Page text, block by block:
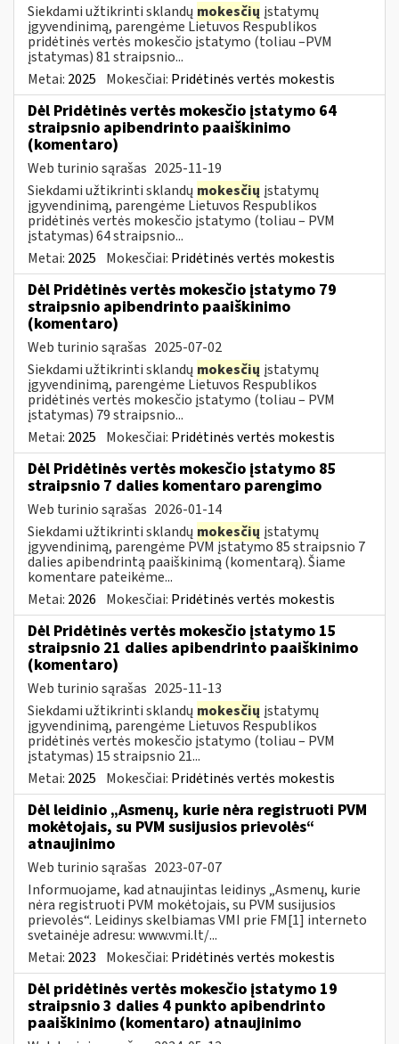
Siekdami užtikrinti sklandų mokesčių įstatymų
įgyvendinimą, parengėme Lietuvos Respublikos
pridėtinės vertės mokesčio įstatymo (toliau –PVM
įstatymas) 81 straipsnio...
Metai: 2025 Mokesčiai: Pridėtinės vertės mokestis
Dėl Pridėtinės vertės mokesčio įstatymo 64
straipsnio apibendrinto paaiškinimo
(komentaro)
Web turinio sąrašas 2025-11-19
Siekdami užtikrinti sklandų mokesčių įstatymų
įgyvendinimą, parengėme Lietuvos Respublikos
pridėtinės vertės mokesčio įstatymo (toliau – PVM
įstatymas) 64 straipsnio...
Metai: 2025 Mokesčiai: Pridėtinės vertės mokestis
Dėl Pridėtinės vertės mokesčio įstatymo 79
straipsnio apibendrinto paaiškinimo
(komentaro)
Web turinio sąrašas 2025-07-02
Siekdami užtikrinti sklandų mokesčių įstatymų
įgyvendinimą, parengėme Lietuvos Respublikos
pridėtinės vertės mokesčio įstatymo (toliau – PVM
įstatymas) 79 straipsnio...
Metai: 2025 Mokesčiai: Pridėtinės vertės mokestis
Dėl Pridėtinės vertės mokesčio įstatymo 85
straipsnio 7 dalies komentaro parengimo
Web turinio sąrašas 2026-01-14
Siekdami užtikrinti sklandų mokesčių įstatymų
įgyvendinimą, parengėme PVM įstatymo 85 straipsnio 7
dalies apibendrintą paaiškinimą (komentarą). Šiame
komentare pateikėme...
Metai: 2026 Mokesčiai: Pridėtinės vertės mokestis
Dėl Pridėtinės vertės mokesčio įstatymo 15
straipsnio 21 dalies apibendrinto paaiškinimo
(komentaro)
Web turinio sąrašas 2025-11-13
Siekdami užtikrinti sklandų mokesčių įstatymų
įgyvendinimą, parengėme Lietuvos Respublikos
pridėtinės vertės mokesčio įstatymo (toliau – PVM
įstatymas) 15 straipsnio 21...
Metai: 2025 Mokesčiai: Pridėtinės vertės mokestis
Dėl leidinio „Asmenų, kurie nėra registruoti PVM
mokėtojais, su PVM susijusios prievolės“
atnaujinimo
Web turinio sąrašas 2023-07-07
Informuojame, kad atnaujintas leidinys „Asmenų, kurie
nėra registruoti PVM mokėtojais, su PVM susijusios
prievolės“. Leidinys skelbiamas VMI prie FM[1] interneto
svetainėje adresu: www.vmi.lt/...
Metai: 2023 Mokesčiai: Pridėtinės vertės mokestis
Dėl pridėtinės vertės mokesčio įstatymo 19
straipsnio 3 dalies 4 punkto apibendrinto
paaiškinimo (komentaro) atnaujinimo